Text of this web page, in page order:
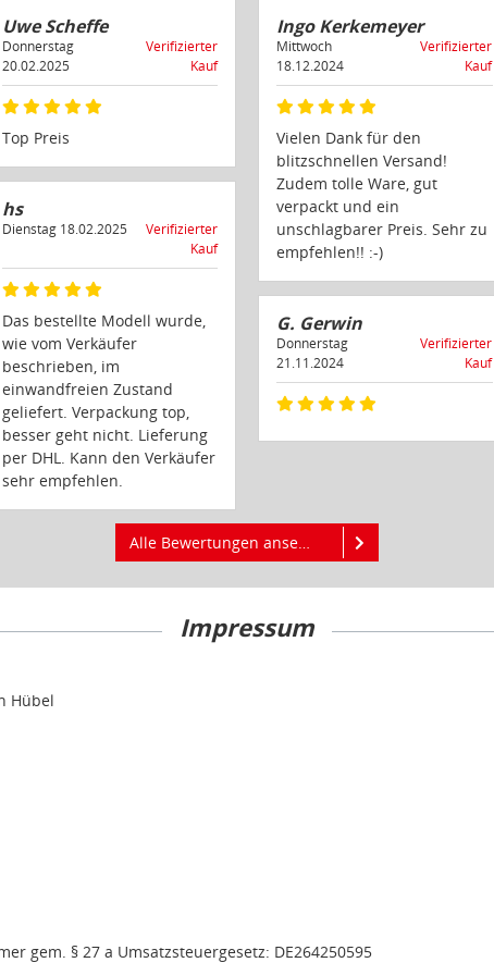
Uwe Scheffe
Donnerstag
20.02.2025
Verifizierter
Kauf
Top Preis
hs
Dienstag 18.02.2025
Verifizierter
Kauf
Das bestellte Modell wurde,
wie vom Verkäufer
beschrieben, im
einwandfreien Zustand
geliefert. Verpackung top,
besser geht nicht. Lieferung
per DHL. Kann den Verkäufer
sehr empfehlen.
Ingo Kerkemeyer
Mittwoch
18.12.2024
Verifizierter
Kauf
Vielen Dank für den
blitzschnellen Versand!
Zudem tolle Ware, gut
verpackt und ein
unschlagbarer Preis. Sehr zu
empfehlen!! :-)
G. Gerwin
Donnerstag
21.11.2024
Verifizierter
Kauf
Alle Bewertungen ansehen
Impressum
Hübel
gem. § 27 a Umsatzsteuergesetz: DE264250595